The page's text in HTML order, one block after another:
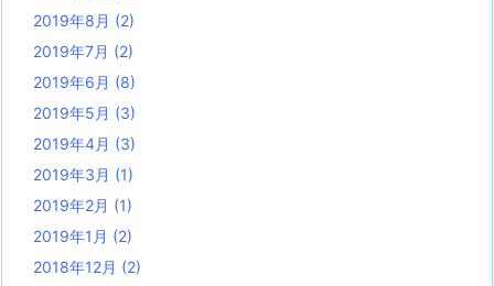
2019年8月 (2)
2019年7月 (2)
2019年6月 (8)
2019年5月 (3)
2019年4月 (3)
2019年3月 (1)
2019年2月 (1)
2019年1月 (2)
2018年12月 (2)